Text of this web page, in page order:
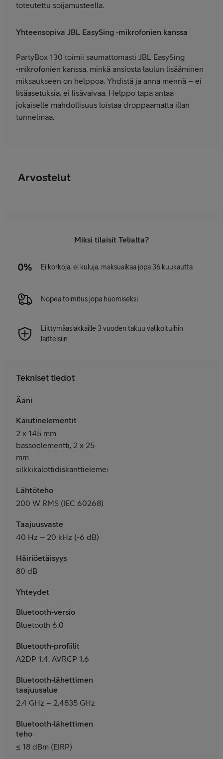
toteutettu soijamusteella.
Yhteensopiva JBL EasySing ‑mikrofonien kanssa
PartyBox 130 toimii saumattomasti JBL EasySing
‑mikrofonien kanssa, minkä ansiosta laulun lisääminen
miksaukseen on helppoa. Yhdistä ja anna mennä – ei
lisäasetuksia, ei lisävaivaa. Helppo tapa antaa
jokaiselle mahdollisuus loistaa droppaamatta illan
tunnelmaa.
Arvostelut
Miksi tilaisit Telialta?
Ei korkoja, ei kuluja, maksuaikaa jopa 36 kuukautta
Nopea toimitus jopa huomiseksi
Liittymäasiakkaille 3 vuoden takuu valikoituihin
laitteisiin
Tekniset tiedot
Ääni
Kaiutinelementit
2 x 145 mm
bassoelementti, 2 x 25
mm
silkkikalottidiskanttielementti
Lähtöteho
200 W RMS (IEC 60268)
Taajuusvaste
40 Hz – 20 kHz (-6 dB)
Häiriöetäisyys
80 dB
Yhteydet
Bluetooth‑versio
Bluetooth 6.0
Bluetooth‑profiilit
A2DP 1.4, AVRCP 1.6
Bluetooth‑lähettimen
taajuusalue
2,4 GHz – 2,4835 GHz
Bluetooth‑lähettimen
teho
≤ 18 dBm (EIRP)